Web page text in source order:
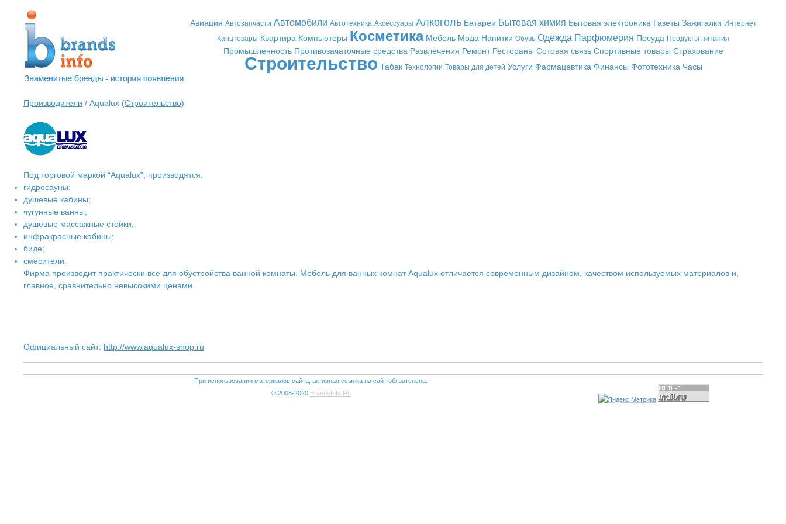
Авиация Автозапчасти Автомобили Автотехника Аксессуары Алкоголь Батареи Бытовая химия Бытовая электроника Газеты Зажигалки Интернет
Канцтовары Квартира Компьютеры Косметика Мебель Мода Напитки Обувь Одежда Парфюмерия Посуда Продукты питания
Промышленность Противозачаточные средства Развлечения Ремонт Рестораны Сотовая связь Спортивные товары Страхование
Строительство Табак Технологии Товары для детей Услуги Фармацевтика Финансы Фототехника Часы
Производители / Aqualux (Строительство)
Под торговой маркой “Aqualux”, производятся:
гидросауны;
душевые кабины;
чугунные ванны;
душевые массажные стойки;
инфракрасные кабины;
биде;
смесители.
Фирма производит практически все для обустройства ванной комнаты. Мебель для ванных комнат Aqualux отличается современным дизайном, качеством используемых материалов и,
главное, сравнительно невысокими ценами.
Официальный сайт: http://www.aqualux-shop.ru
При использовании материалов сайта, активная ссылка на сайт обязательна.
© 2008-2020 BrandsInfo.Ru